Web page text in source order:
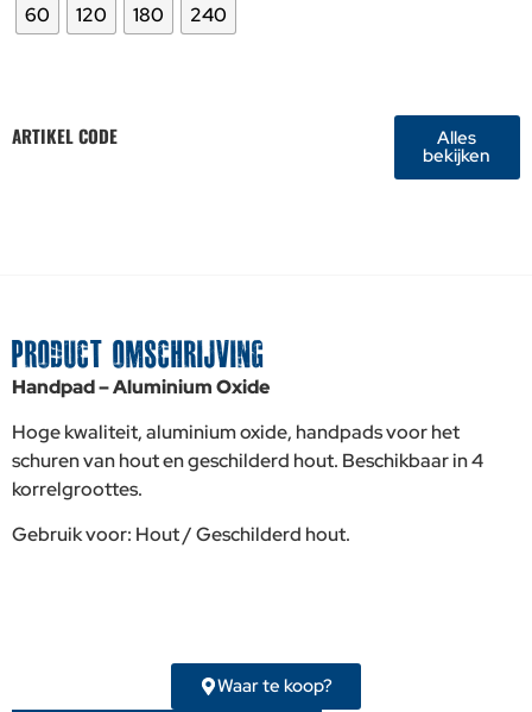
60
120 180 240
ARTIKEL CODE Alles
bekijken
PRODUCT OMSCHRIJVING
Handpad – Aluminium Oxide
Hoge kwaliteit, aluminium oxide, handpads voor het
schuren van hout en geschilderd hout. Beschikbaar in 4
korrelgroottes.
Gebruik voor: Hout / Geschilderd hout.
Waar te koop?